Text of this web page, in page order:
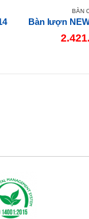
BÀN
Bàn lượn